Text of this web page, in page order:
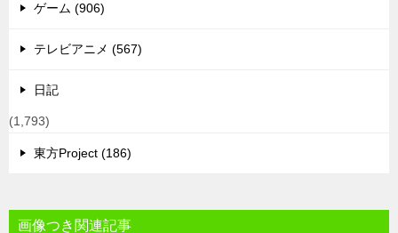
ゲーム (906)
テレビアニメ (567)
日記
(1,793)
東方Project (186)
画像つき関連記事